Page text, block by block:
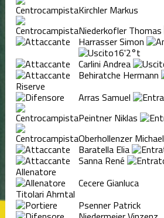
Kirchler Markus
Niederkofler Thomas
Harrasser Simon
16'2°t
Carlini Andrea
Behiratche Hermann
Riserve
Arras Samuel
Peintner Niklas
Oberhollenzer Michael
Baratella Elia
Sanna René
Allenatore
Cecere Gianluca
Titolari Ahrntal
Psenner Patrick